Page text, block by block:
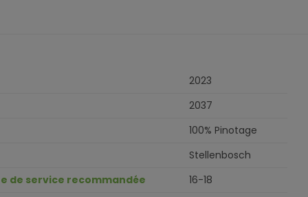
2023
2037
100% Pinotage
Stellenbosch
de service recommandée
16-18